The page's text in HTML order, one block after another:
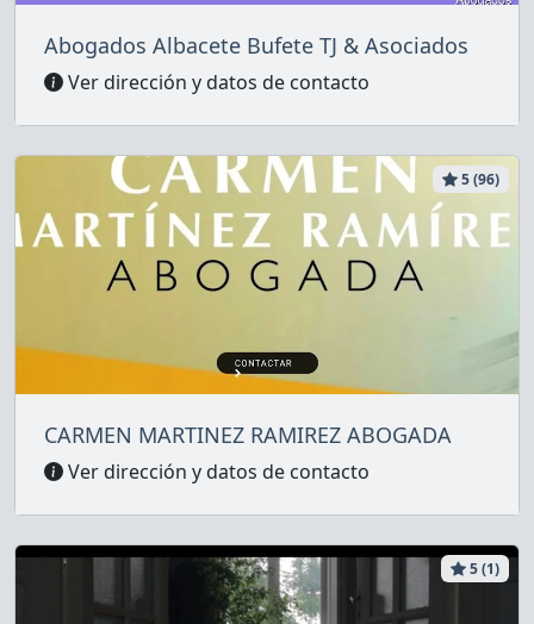
Abogados Albacete Bufete TJ & Asociados
Ver dirección y datos de contacto
5 (96)
CARMEN MARTINEZ RAMIREZ ABOGADA
Ver dirección y datos de contacto
5 (1)